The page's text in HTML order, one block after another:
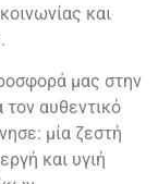
και
μας στην
αυθεντικό
μία ζεστή
και υγιή